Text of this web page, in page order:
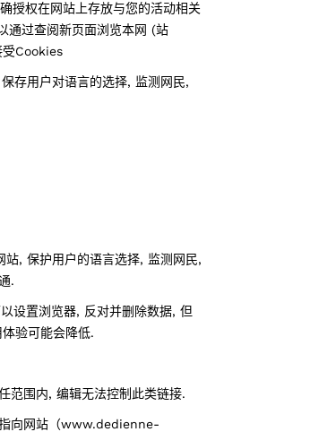
授权在网站上存放与您的活动相关
通过查阅新页面浏览本网 (站
Cookies
存用户对语言的选择, 监测网民,
站, 保护用户的语言选择, 监测网民,
.
设置浏览器, 反对并删除数据, 但
验可能会降低.
范围内, 编辑无法控制此类链接.
向网站（www.dedienne-